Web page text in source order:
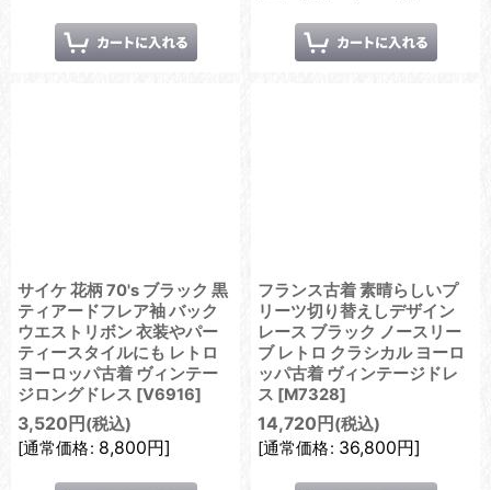
サイケ 花柄 70's ブラック 黒
ティアードフレア袖 バック
ウエストリボン 衣装やパー
ティースタイルにも レトロ
ヨーロッパ古着 ヴィンテー
ジロングドレス [V6916]
3,520 円 (税込)
[通常価格: 8,800円]
フランス古着 素晴らしいプ
リーツ切り替えしデザイン
レース ブラック ノースリー
ブ レトロ クラシカル ヨーロ
ッパ古着 ヴィンテージドレ
ス [M7328]
14,720 円 (税込)
[通常価格: 36,800円]